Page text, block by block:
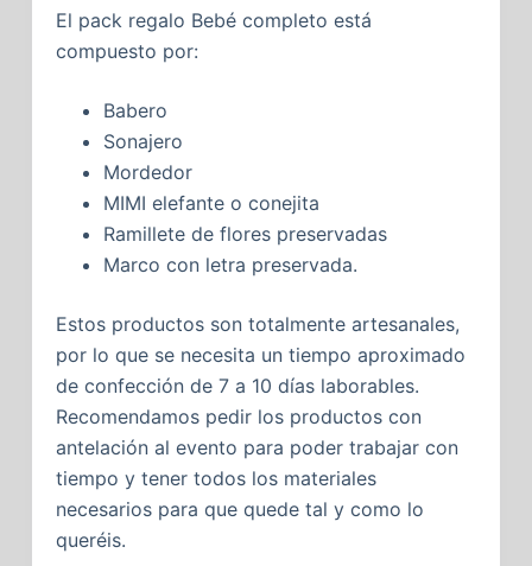
El pack regalo Bebé completo está
compuesto por:
Babero
Sonajero
Mordedor
MIMI elefante o conejita
Ramillete de flores preservadas
Marco con letra preservada.
Estos productos son totalmente artesanales,
por lo que se necesita un tiempo aproximado
de confección de 7 a 10 días laborables.
Recomendamos pedir los productos con
antelación al evento para poder trabajar con
tiempo y tener todos los materiales
necesarios para que quede tal y como lo
queréis.